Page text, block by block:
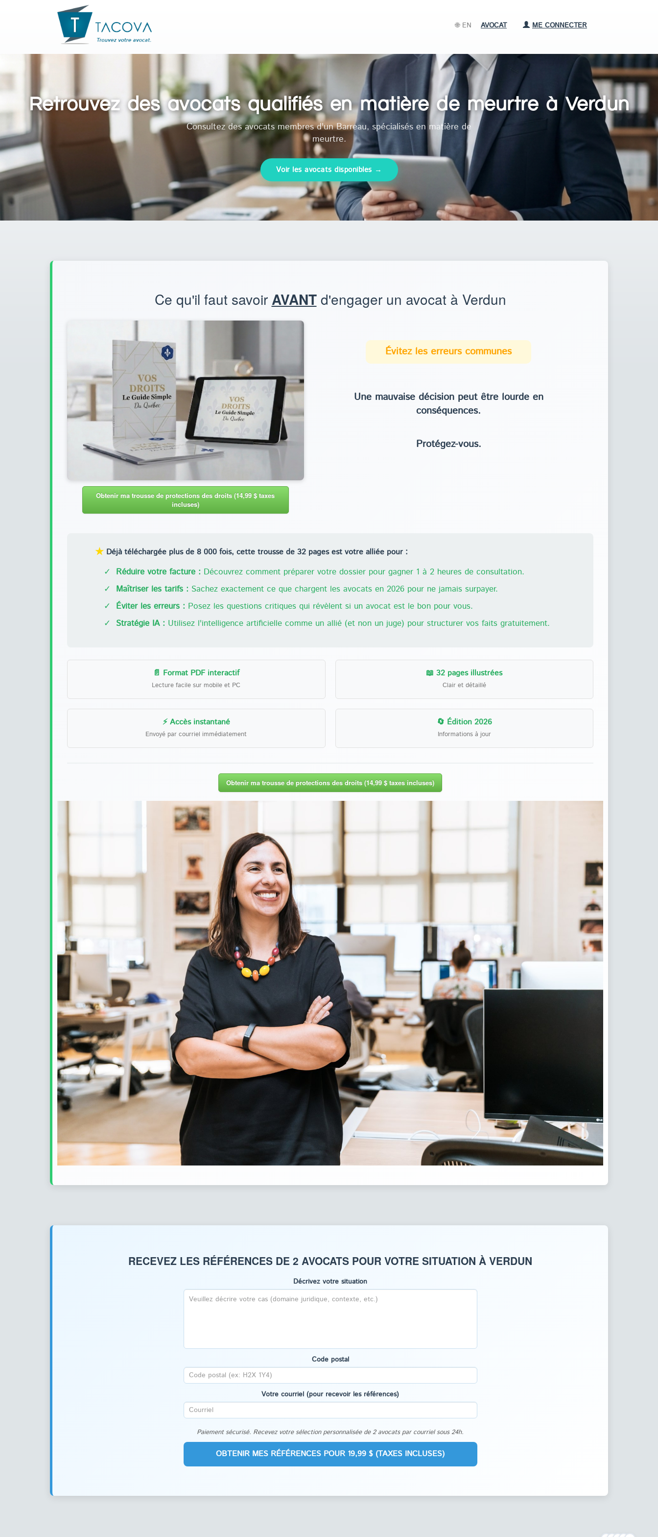
🌐 EN AVOCAT ME CONNECTER
Retrouvez des avocats qualifiés en matière de meurtre à Verdun
Consultez des avocats membres d'un Barreau, spécialisés en matière de
meurtre.
Voir les avocats disponibles →
Ce qu'il faut savoir AVANTd'engager un avocat à Verdun
Obtenir ma trousse de protections des droits (14,99 $ taxes
incluses)
Évitez les erreurs communes
Une mauvaise décision peut être lourde en
conséquences.
Protégez-vous.
★ Déjà téléchargée plus de 8 000 fois, cette trousse de 32 pages est votre alliée pour :
✓ Réduire votre facture : Découvrez comment préparer votre dossier pour gagner 1 à 2 heures de consultation.
✓ Maîtriser les tarifs : Sachez exactement ce que chargent les avocats en 2026 pour ne jamais surpayer.
✓ Éviter les erreurs : Posez les questions critiques qui révèlent si un avocat est le bon pour vous.
✓ Stratégie IA : Utilisez l'intelligence artificielle comme un allié (et non un juge) pour structurer vos faits gratuitement.
📄 Format PDF interactif
Lecture facile sur mobile et PC
📖 32 pages illustrées
Clair et détaillé
⚡ Accès instantané
Envoyé par courriel immédiatement
🔄 Édition 2026
Informations à jour
Obtenir ma trousse de protections des droits (14,99 $ taxes incluses)
RECEVEZ LES RÉFÉRENCES DE 2 AVOCATS POUR VOTRE SITUATION À VERDUN
Décrivez votre situation
Code postal
Votre courriel (pour recevoir les références)
Paiement sécurisé. Recevez votre sélection personnalisée de 2 avocats par courriel sous 24h.